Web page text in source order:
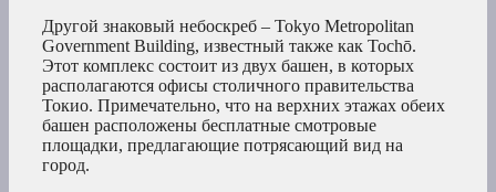
Другой знаковый небоскреб – Tokyo Metropolitan
Government Building, известный также как Tochō.
Этот комплекс состоит из двух башен, в которых
располагаются офисы столичного правительства
Токио. Примечательно, что на верхних этажах обеих
башен расположены бесплатные смотровые
площадки, предлагающие потрясающий вид на
город.